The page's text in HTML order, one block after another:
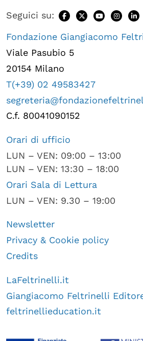
Seguici su:
Fondazione Giangiacomo
Viale Pasubio 5
20154 Milano
T(+39) 02 49583427
C.f. 80041090152
Orari di ufficio
LUN – VEN: 09:00 – 13:00
LUN – VEN: 13:30 – 18:00
Orari Sala di Lettura
LUN – VEN: 9.30 – 19:00
Newsletter
Privacy & Cookie policy
Credits
LaFeltrinelli.it
Giangiacomo Feltrinelli
feltrinellieducation.it